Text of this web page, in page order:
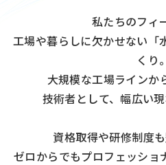
私たちのフィ
工場や暮らしに欠かせない「
くり。
大規模な工場ラインか
技術者として、幅広い
資格取得や研修制度も
ゼロからでもプロフェッショ